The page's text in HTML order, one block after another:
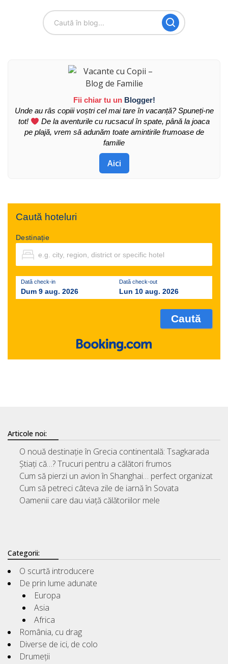
Fii chiar tu un Blogger!
Unde au râs copiii voștri cel mai tare în vacanță? Spuneți-ne
tot!
De la aventurile cu rucsacul în spate, până la joaca
pe plajă, vrem să adunăm toate amintirile frumoase de
familie
Aici
Caută hoteluri
Destinație
Dată check-in
Dum 9 aug. 2026
Dată check-out
Lun 10 aug. 2026
Articole noi:
O nouă destinație în Grecia continentală: Tsagkarada
Știați că…? Trucuri pentru a călători frumos
Cum să pierzi un avion în Shanghai… perfect organizat
Cum să petreci câteva zile de iarnă în Sovata
Oamenii care dau viață călătoriilor mele
Categorii:
O scurtă introducere
De prin lume adunate
Europa
Asia
Africa
România, cu drag
Diverse de ici, de colo
Drumeții